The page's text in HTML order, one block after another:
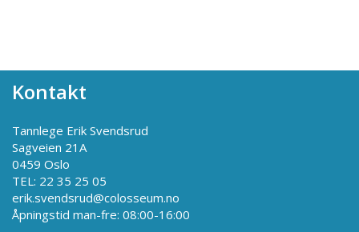
Kontakt
Tannlege Erik Svendsrud
Sagveien 21A
0459 Oslo
TEL: 22 35 25 05
erik.svendsrud@colosseum.no
Åpningstid man-fre: 08:00-16:00